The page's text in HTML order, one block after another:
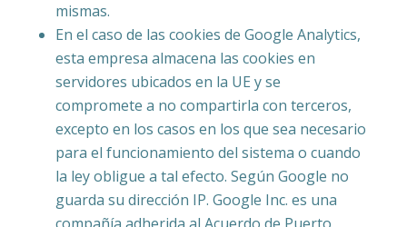
mismas.
En el caso de las cookies de Google Analytics,
esta empresa almacena las cookies en
servidores ubicados en la UE y se
compromete a no compartirla con terceros,
excepto en los casos en los que sea necesario
para el funcionamiento del sistema o cuando
la ley obligue a tal efecto. Según Google no
guarda su dirección IP. Google Inc. es una